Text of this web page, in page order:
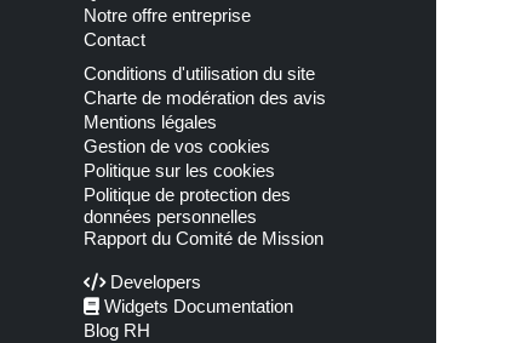
Notre offre entreprise
Contact
Conditions d'utilisation du site
Charte de modération des avis
Mentions légales
Gestion de vos cookies
Politique sur les cookies
Politique de protection des
données personnelles
Rapport du Comité de Mission
Developers
Widgets Documentation
Blog RH